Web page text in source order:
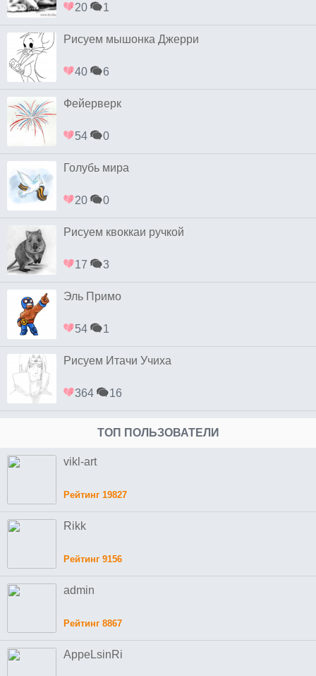
20 1
Рисуем мышонка Джерри
40 6
Фейерверк
54 0
Голубь мира
20 0
Рисуем квоккаи ручкой
17 3
Эль Примо
54 1
Рисуем Итачи Учиха
364 16
ТОП ПОЛЬЗОВАТЕЛИ
vikl-art
Рейтинг 19827
Rikk
Рейтинг 9156
admin
Рейтинг 8867
AppeLsinRi